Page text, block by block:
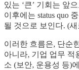
있는 ‘큰’ 기회는 앞
이후에는 status quo
될 것으로 보인다. (
이러한 흐름은, 단순
아니라, 기업 업무 적
소 (보안, 운용성 등)